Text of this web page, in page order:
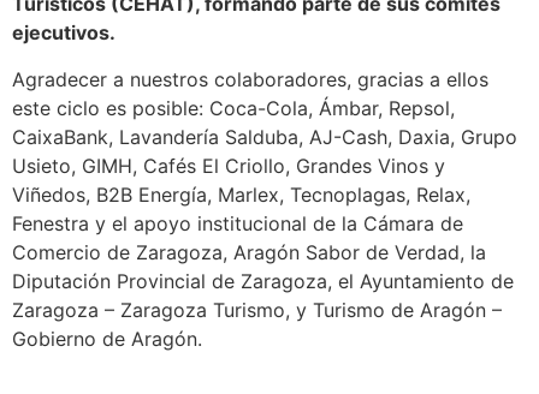
ejecutivos.
Agradecer a nuestros colaboradores, gracias a ellos
este ciclo es posible: Coca-Cola, Ámbar, Repsol,
CaixaBank, Lavandería Salduba, AJ-Cash, Daxia, Grupo
Usieto, GIMH, Cafés El Criollo, Grandes Vinos y
Viñedos, B2B Energía, Marlex, Tecnoplagas, Relax,
Fenestra y el apoyo institucional de la Cámara de
Comercio de Zaragoza, Aragón Sabor de Verdad, la
Diputación Provincial de Zaragoza, el Ayuntamiento de
Zaragoza – Zaragoza Turismo, y Turismo de Aragón –
Gobierno de Aragón.